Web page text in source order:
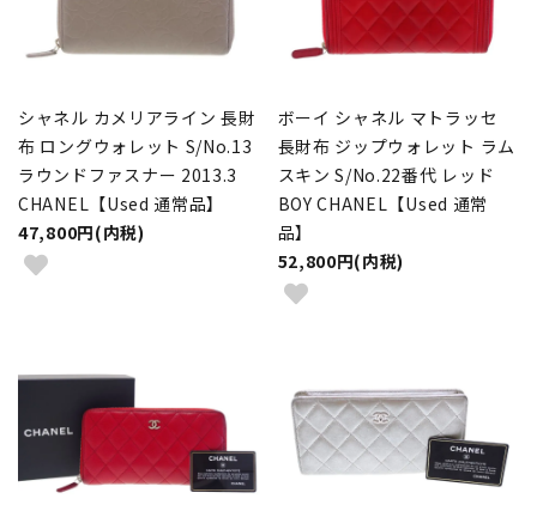
シャネル カメリアライン 長財
布 ロングウォレット S/No.13
ラウンドファスナー 2013.3
CHANEL【Used 通常品】
47,800円(内税)
ボーイ シャネル マトラッセ
長財布 ジップウォレット ラム
スキン S/No.22番代 レッド
BOY CHANEL【Used 通常
品】
52,800円(内税)